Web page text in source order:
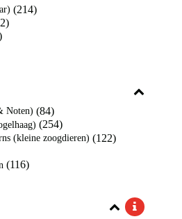
(214)
Noten) (84)
(254)
(kleine zoogdieren) (122)
(116)